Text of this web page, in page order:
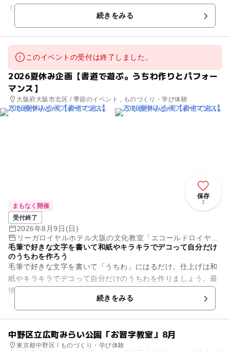
くださいます。 筆の持ち方や動かし方をレクチャーいたしま
続きをみる
このイベントの受付は終了しました。
2026夏休み企画【書道で遊ぶ。うちわ作りとパフォー
マンス】
大阪府大阪市北区 / 季節のイベント , ものづくり・学び体験
保存
2
まもなく開催
受付終了
2026年8月9日(日)
リーガロイヤルホテル大阪の文化教室「エコールドロイヤ
ル」
毛筆で好きな文字を書いて和紙やキラキラでデコって自分だけ
のうちわを作ろう
毛筆で好きな文字を書いて「うちわ」にはるだけ。仕上げは和
紙やキラキラでデコって自分だけのうちわを作りましょう。最
後に、みんなで大きな筆で大きな紙に好きな文字を書きます。
続きをみる
中野区立広町みらい公園「お習字教室」8月
東京都中野区 / ものづくり・学び体験